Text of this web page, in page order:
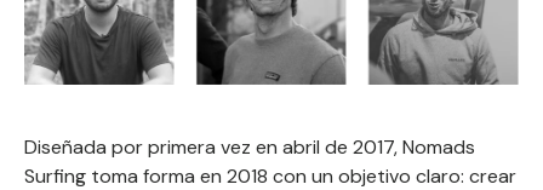
Diseñada por primera vez en abril de 2017, Nomads
Surfing toma forma en 2018 con un objetivo claro: crear